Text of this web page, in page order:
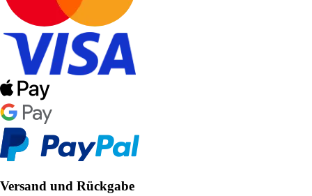
Versand und Rückgabe